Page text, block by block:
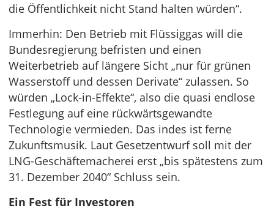
die Öffentlichkeit nicht Stand halten würden“.
Immerhin: Den Betrieb mit Flüssiggas will die
Bundesregierung befristen und einen
Weiterbetrieb auf längere Sicht „nur für grünen
Wasserstoff und dessen Derivate“ zulassen. So
würden „Lock-in-Effekte“, also die quasi endlose
Festlegung auf eine rückwärtsgewandte
Technologie vermieden. Das indes ist ferne
Zukunftsmusik. Laut Gesetzentwurf soll mit der
LNG-Geschäftemacherei erst „bis spätestens zum
31. Dezember 2040“ Schluss sein.
Ein Fest für Investoren